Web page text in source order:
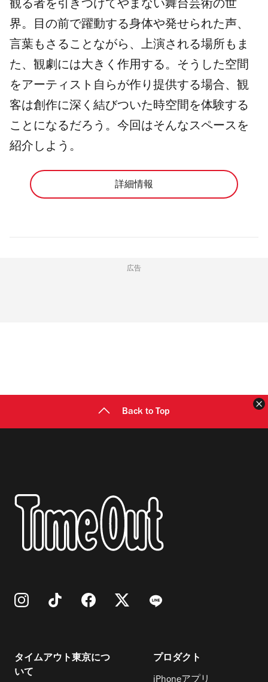
観る者を引きつけてやまない舞台芸術の世
界。目の前で躍動する身体や発せられた声、
言葉もさることながら、上演される場所もま
た、観劇には大きく作用する。そうした空間
をアーティスト自らが作り提供する場合、観
客は創作に深く結びついた時空間を体験する
ことになるだろう。今回はそんなスペースを
紹介しよう。
詳細情報
広告
Back to Top
タイムアウト東京につ
いて
プロダクト